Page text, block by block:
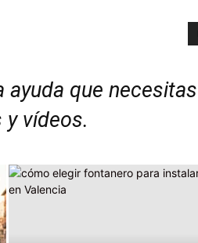
que necesitas
vídeos.